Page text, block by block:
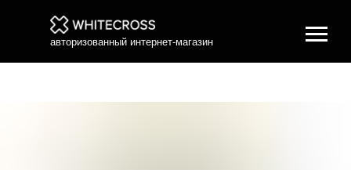
авторизованный интернет-магазин